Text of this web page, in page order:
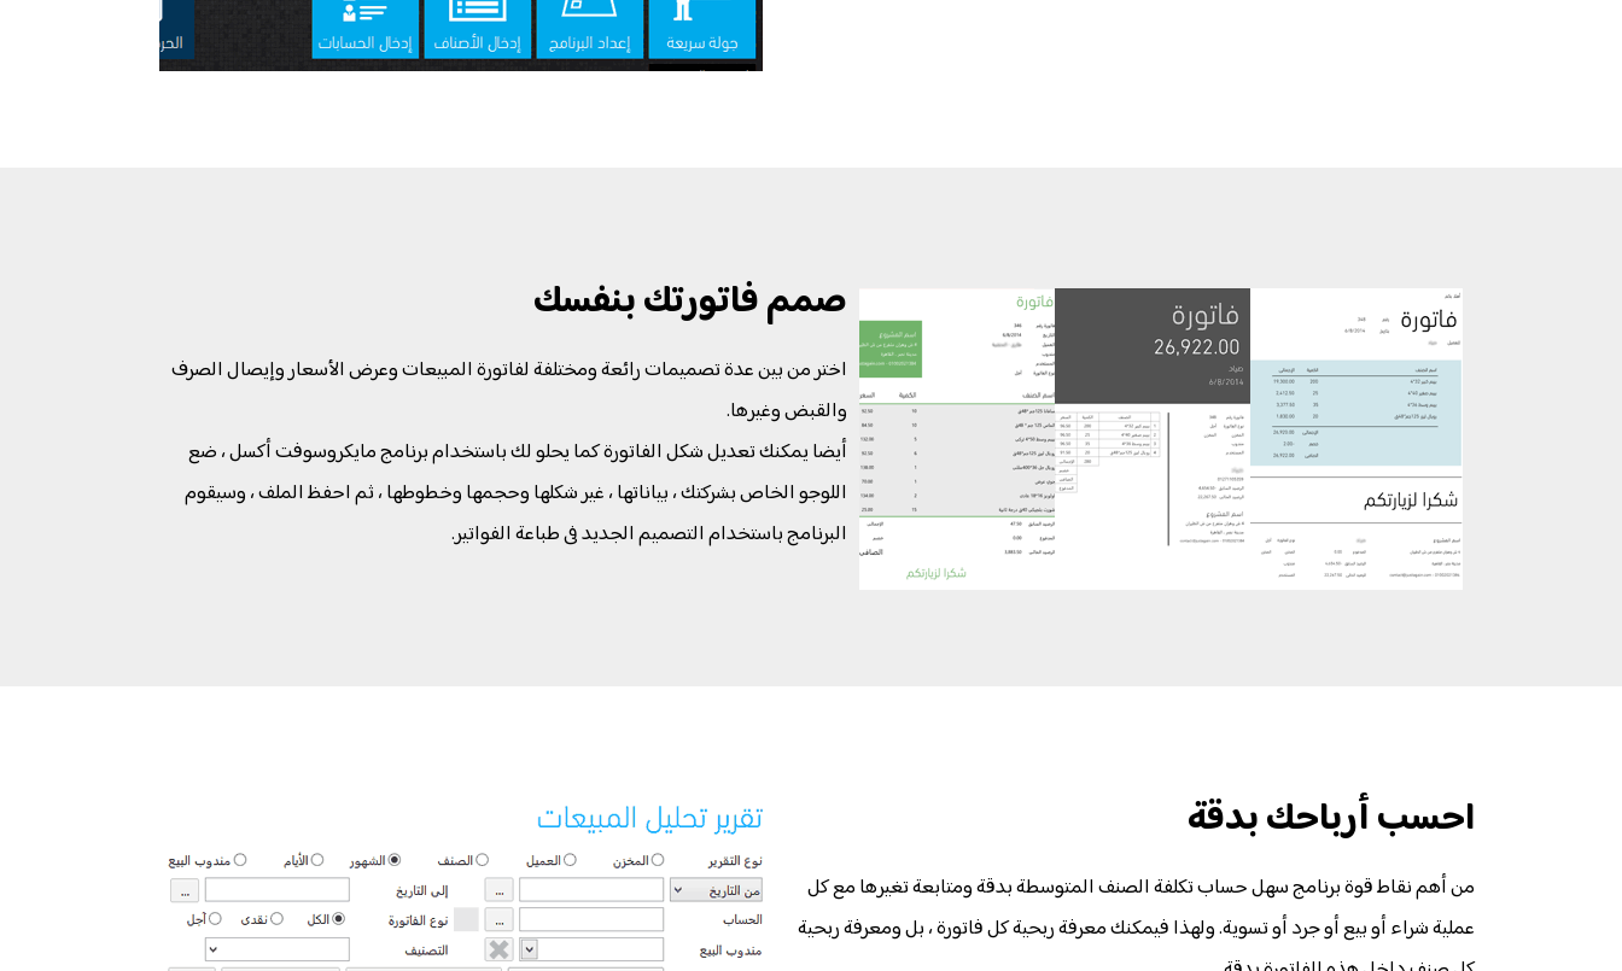
صمم فاتورتك بنفسك
اختر من بين عدة تصميمات رائعة ومختلفة لفاتورة المبيعات وعرض الأسعار وإيصال الصرف
والقبض وغيرها.
أيضا يمكنك تعديل شكل الفاتورة كما يحلو لك باستخدام برنامج مايكروسوفت أكسل ، ضع
اللوجو الخاص بشركتك ، بياناتها ، غير شكلها وحجمها وخطوطها ، ثم احفظ الملف ، وسيقوم
البرنامج باستخدام التصميم الجديد فى طباعة الفواتير.
احسب أرباحك بدقة
من أهم نقاط قوة برنامج سهل حساب تكلفة الصنف المتوسطة بدقة ومتابعة تغيرها مع كل
عملية شراء أو بيع أو جرد أو تسوية. ولهذا فيمكنك معرفة ربحية كل فاتورة ، بل ومعرفة ربحية